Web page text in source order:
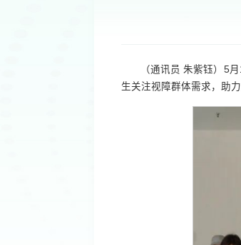
（通讯员 朱紫钰）5
生关注视障群体需求，助